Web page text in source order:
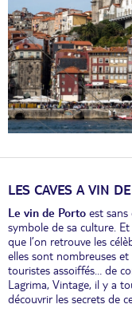
LES CAVES A VIN
Le vin de Porto est
symbole de sa culture.
que l’on retrouve les
elles sont nombreuses
touristes assoiffés… de
Lagrima, Vintage, il y a
découvrir les secrets de